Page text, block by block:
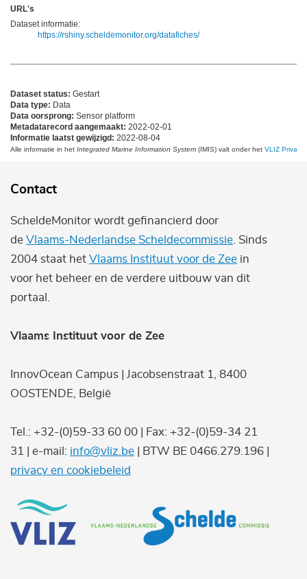
URL's
Dataset informatie:
https://rshiny.scheldemonitor.org/datafiches/
Dataset status: Gestart
Data type: Data
Data oorsprong: Sensor platform
Metadatarecord aangemaakt: 2022-02-01
Informatie laatst gewijzigd: 2022-08-04
Alle informatie in het Integrated Marine Information System (IMIS) valt onder het VLIZ Privacy
Contact
ScheldeMonitor wordt gefinancierd door
de Vlaams-Nederlandse Scheldecommissie . Sinds
2004 staat het Vlaams Instituut voor de Zee in
voor het beheer en de verdere uitbouw van dit
portaal.
Vlaams Instituut voor de Zee
InnovOcean Campus | Jacobsenstraat 1, 8400
OOSTENDE, België
Tel.: +32-(0)59-33 60 00 | Fax: +32-(0)59-34 21
31 | e-mail: info@vliz.be | BTW BE 0466.279.196 |
privacy en cookiebeleid